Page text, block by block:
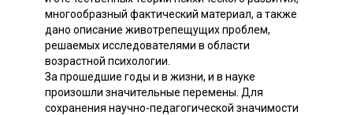
многообразный фактический материал, а также
дано описание животрепещущих проблем,
решаемых исследователями в области
возрастной психологии.
За прошедшие годы и в жизни, и в науке
произошли значительные перемены. Для
сохранения научно-педагогической значимости